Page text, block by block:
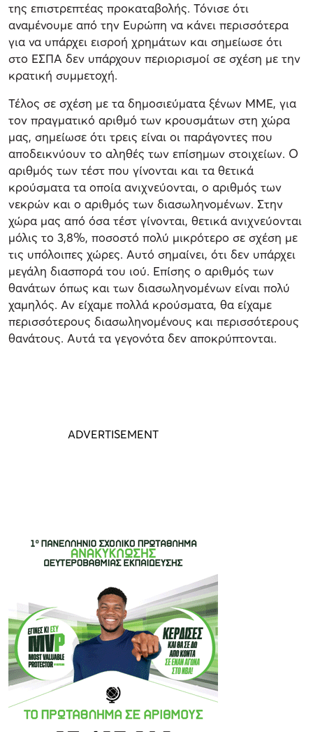
της επιστρεπτέας προκαταβολής. Τόνισε ότι
αναμένουμε από την Ευρώπη να κάνει περισσότερα
για να υπάρχει εισροή χρημάτων και σημείωσε ότι
στο ΕΣΠΑ δεν υπάρχουν περιορισμοί σε σχέση με την
κρατική συμμετοχή.
Τέλος σε σχέση με τα δημοσιεύματα ξένων ΜΜΕ, για
τον πραγματικό αριθμό των κρουσμάτων στη χώρα
μας, σημείωσε ότι τρεις είναι οι παράγοντες που
αποδεικνύουν το αληθές των επίσημων στοιχείων. Ο
αριθμός των τέστ που γίνονται και τα θετικά
κρούσματα τα οποία ανιχνεύονται, ο αριθμός των
νεκρών και ο αριθμός των διασωληνομένων. Στην
χώρα μας από όσα τέστ γίνονται, θετικά ανιχνεύονται
μόλις το 3,8%, ποσοστό πολύ μικρότερο σε σχέση με
τις υπόλοιπες χώρες. Αυτό σημαίνει, ότι δεν υπάρχει
μεγάλη διασπορά του ιού. Επίσης ο αριθμός των
θανάτων όπως και των διασωληνομένων είναι πολύ
χαμηλός. Αν είχαμε πολλά κρούσματα, θα είχαμε
περισσότερους διασωληνομένους και περισσότερους
θανάτους. Αυτά τα γεγονότα δεν αποκρύπτονται.